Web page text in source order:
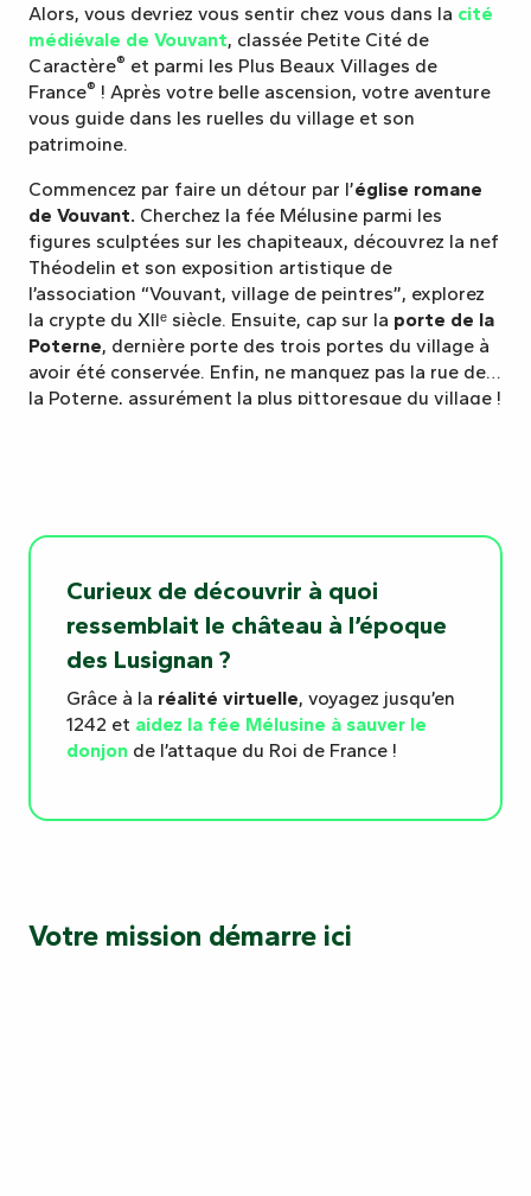
Alors, vous devriez vous sentir chez vous dans la cité
médiévale de Vouvant, classée Petite Cité de
Caractère® et parmi les Plus Beaux Villages de
France® ! Après votre belle ascension, votre aventure
vous guide dans les ruelles du village et son
patrimoine.
Commencez par faire un détour par l’église romane
de Vouvant. Cherchez la fée Mélusine parmi les
figures sculptées sur les chapiteaux, découvrez la nef
Théodelin et son exposition artistique de
l’association “Vouvant, village de peintres”, explorez
la crypte du XIIᵉ siècle. Ensuite, cap sur la porte de la
Poterne, dernière porte des trois portes du village à
avoir été conservée. Enfin, ne manquez pas la rue de
la Poterne, assurément la plus pittoresque du village !
Curieux de découvrir à quoi
ressemblait le château à l’époque
des Lusignan ?
Grâce à la réalité virtuelle, voyagez jusqu’en
1242 et aidez la fée Mélusine à sauver le
donjon de l’attaque du Roi de France !
Votre mission démarre ici